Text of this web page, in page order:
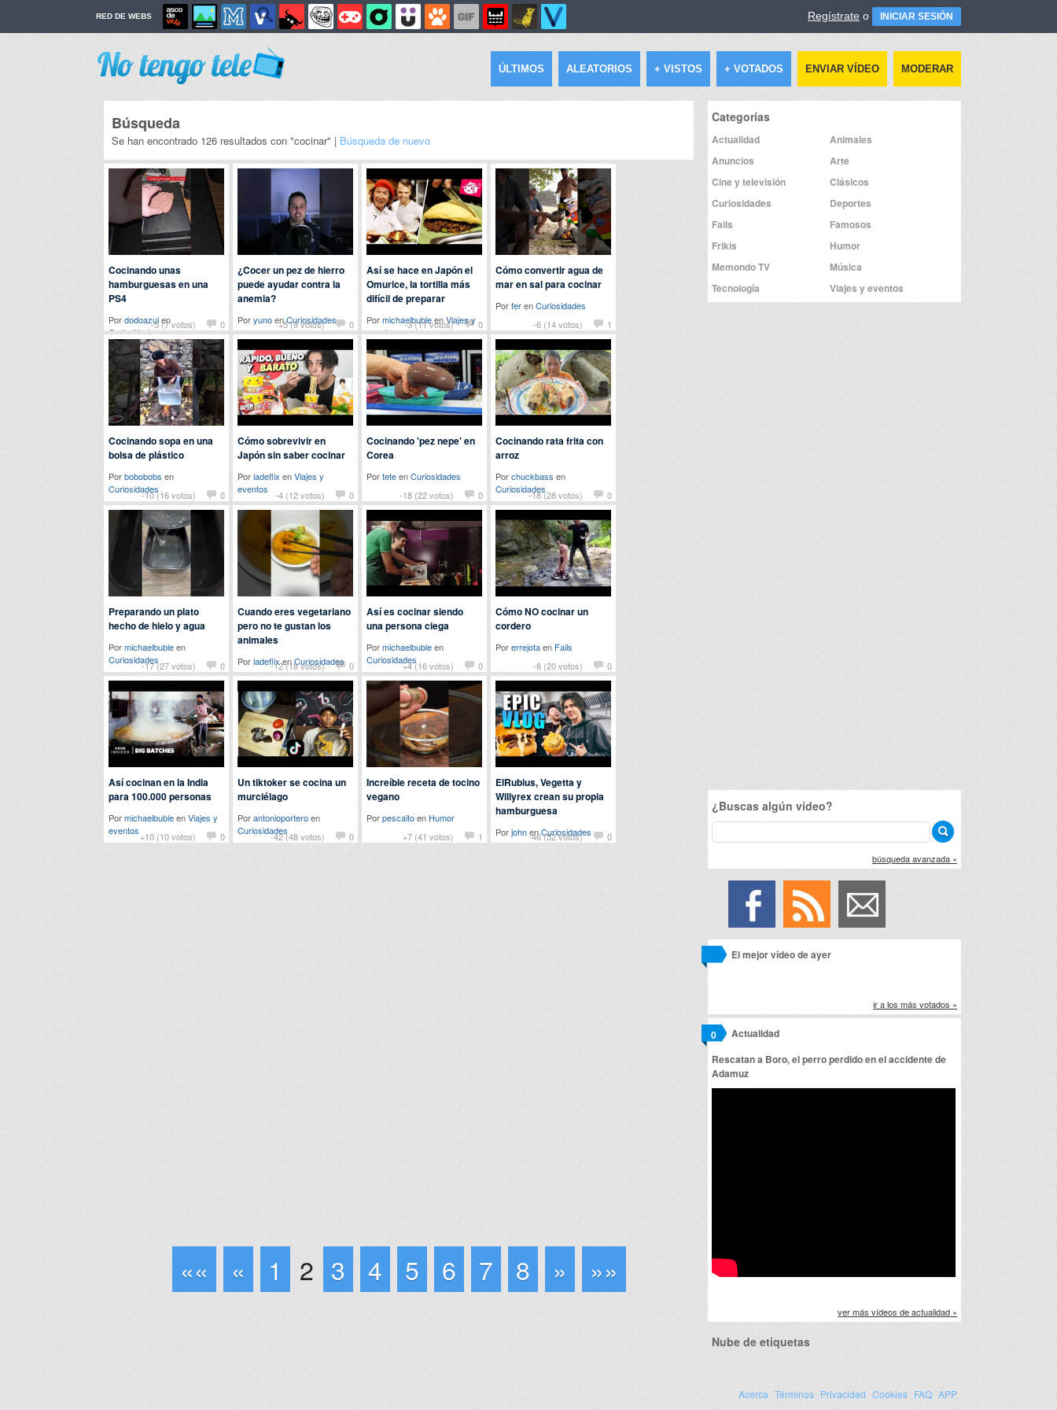
RED DE WEBS Regístrate o INICIAR SESIÓN
ÚLTIMOS ALEATORIOS + VISTOS + VOTADOS ENVIAR VÍDEO MODERAR
Búsqueda
Se han encontrado 126 resultados con "cocinar" | Búsqueda de nuevo
-5 (7 votos) 0
Cocinando unas
hamburguesas en una
PS4
Pordodoazulen
Curiosidades
+5 (9 votos) 0
¿Cocer un pez de hierro
puede ayudar contra la
anemia?
PoryunoenCuriosidades -3 (11 votos) 0
Así se hace en Japón el
Omurice, la tortilla más
difícil de preparar
PormichaelbubleenViajes y
eventos
-6 (14 votos) 1
Cómo convertir agua de
mar en sal para cocinar
PorferenCuriosidades
-10 (16 votos) 0
Cocinando sopa en una
bolsa de plástico
Porbobobobs en
Curiosidades
-4 (12 votos) 0
Cómo sobrevivir en
Japón sin saber cocinar
Porladeflix enViajes y
eventos
-18 (22 votos) 0
Cocinando 'pez nepe' en
Corea
PorteteenCuriosidades
-18 (28 votos)
0
Cocinando rata frita con
arroz
Porchuckbass en
Curiosidades
-17 (27 votos) 0
Preparando un plato
hecho de hielo y agua
Pormichaelbubleen
Curiosidades
-12 (18 votos) 0
Cuando eres vegetariano
pero no te gustan los
animales
PorladeflixenCuriosidades +4 (16 votos) 0
Así es cocinar siendo
una persona ciega
Pormichaelbubleen
Curiosidades
-8 (20 votos) 0
Cómo NO cocinar un
cordero
Porerrejotaen Fails
+10 (10 votos) 0
Así cocinan en la India
para 100.000 personas
PormichaelbubleenViajes y
eventos
-42 (48 votos) 0
Un tiktoker se cocina un
murciélago
Porantonioporteroen
Curiosidades
+7 (41 votos) 1
Increíble receta de tocino
vegano
Porpescaitoen Humor
-46 (52 votos)
0
ElRubius, Vegetta y
Willyrex crean su propia
hamburguesa
PorjohnenCuriosidades
«« « 1 2 3 4 5 6 7 8 » »»
Categorías
Actualidad
Animales
Anuncios
Arte
Cine y televisión
Clásicos
Curiosidades
Deportes
Fails
Famosos
Frikis
Humor
Memondo TV
Música
Tecnología
Viajes y eventos
¿Buscas algún vídeo?
búsqueda avanzada »
El mejor vídeo de ayer
ir a los más votados »
Actualidad
0
Rescatan a Boro, el perro perdido en el accidente de
Adamuz
ver más vídeos de actualidad »
Nube de etiquetas
Acerca Términos Privacidad Cookies FAQ APP